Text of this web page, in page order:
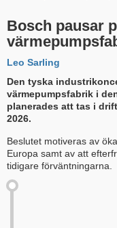
Bosch pausar
Leo Sarling
Den tyska
värmepumpsfabrik i
planerades att tas i
2026.
Beslutet motiveras av
Europa samt av att
tidigare förväntningarna.